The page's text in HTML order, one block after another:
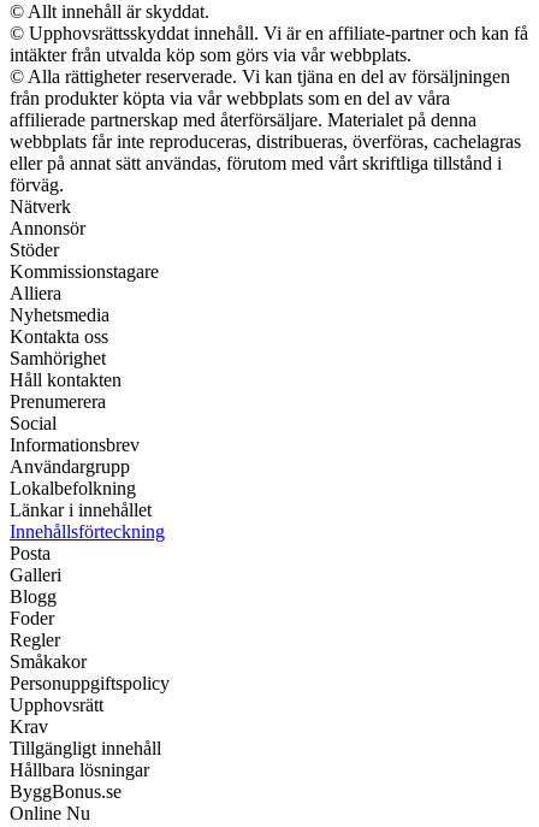
© Allt innehåll är skyddat.
© Upphovsrättsskyddat innehåll. Vi är en affiliate-partner och kan få
intäkter från utvalda köp som görs via vår webbplats.
© Alla rättigheter reserverade. Vi kan tjäna en del av försäljningen
från produkter köpta via vår webbplats som en del av våra
affilierade partnerskap med återförsäljare. Materialet på denna
webbplats får inte reproduceras, distribueras, överföras, cachelagras
eller på annat sätt användas, förutom med vårt skriftliga tillstånd i
förväg.
Nätverk
Annonsör
Stöder
Kommissionstagare
Alliera
Nyhetsmedia
Kontakta oss
Samhörighet
Håll kontakten
Prenumerera
Social
Informationsbrev
Användargrupp
Lokalbefolkning
Länkar i innehållet
Innehållsförteckning
Posta
Galleri
Blogg
Foder
Regler
Småkakor
Personuppgiftspolicy
Upphovsrätt
Krav
Tillgängligt innehåll
Hållbara lösningar
ByggBonus.se
Online Nu